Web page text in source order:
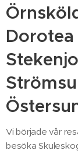
Vi började vår
besöka